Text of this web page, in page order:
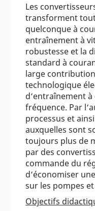
Les
transforment
quelconque à
entraînement à
robustesse et la
standard à
large
technologique
d‘entraînement
fréquence. Par
processus et
auxquelles sont
toujours plus de
par des
commande du
d‘économiser
sur les pompes
Objectifs